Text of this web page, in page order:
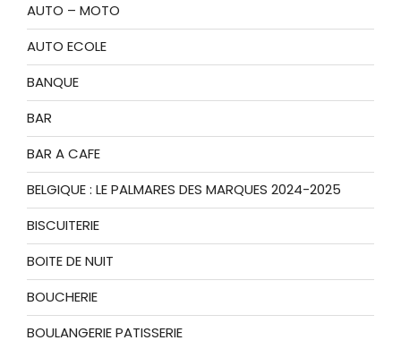
AUTO – MOTO
AUTO ECOLE
BANQUE
BAR
BAR A CAFE
BELGIQUE : LE PALMARES DES MARQUES 2024-2025
BISCUITERIE
BOITE DE NUIT
BOUCHERIE
BOULANGERIE PATISSERIE